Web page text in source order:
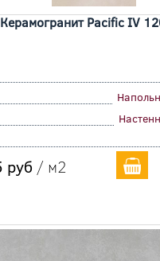
Керамогранит Pacific IV
руб / м2